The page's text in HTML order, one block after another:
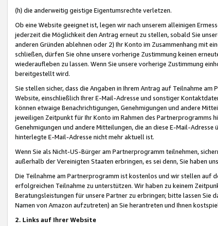
(h) die anderweitig geistige Eigentumsrechte verletzen.
Ob eine Website geeignet ist, legen wir nach unserem alleinigen
jederzeit die Möglichkeit den Antrag erneut zu stellen, sobald Sie
anderen Gründen ablehnen oder 2) Ihr Konto im Zusammenhang mit
schließen, dürfen Sie ohne unsere vorherige Zustimmung keinen
wiederaufleben zu lassen. Wenn Sie unsere vorherige Zustimmung
bereitgestellt wird.
Sie stellen sicher, dass die Angaben in Ihrem Antrag auf Teilnahme
Website, einschließlich Ihrer E-Mail-Adresse und sonstiger
können etwaige Benachrichtigungen, Genehmigungen und andere
jeweiligen Zeitpunkt für Ihr Konto im Rahmen des Partnerprogramms
Genehmigungen und andere Mitteilungen, die an diese E-Mail-
hinterlegte E-Mail-Adresse nicht mehr aktuell ist.
Wenn Sie als Nicht-US-Bürger am Partnerprogramm teilnehmen,
außerhalb der Vereinigten Staaten erbringen, es sei denn, Sie haben
Die Teilnahme am Partnerprogramm ist kostenlos und wir stellen auf
erfolgreichen Teilnahme zu unterstützen. Wir haben zu keinem
Beratungsleistungen für unsere Partner zu erbringen; bitte lassen Sie
Namen von Amazon aufzutreten) an Sie herantreten und Ihnen
2. Links auf Ihrer Website